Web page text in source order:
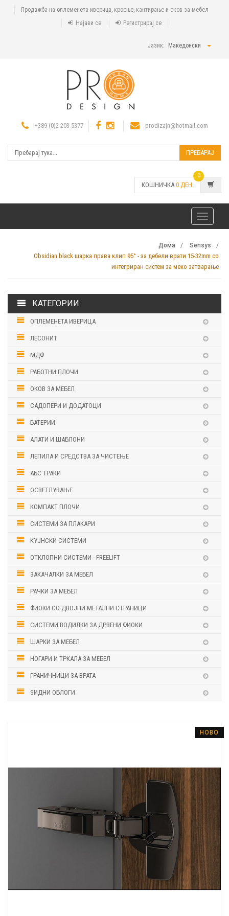
Продажба на оплеменета иверица, кроење, кантирање и оков за мебел
Најави се
Регистрирај се
Јазик: Македонски
+389 (0)2 203 5377 prodizajn@hotmail.com
ПРЕБАРАЈ
КОШНИЧКА 0 ДЕН.
0
Toggle
navigation
Дома Sensys
Obsidian black шарка права клип 95° - за дебели врати 15-32mm со
интегриран систем за меко затварање
КАТЕГОРИИ
ОПЛЕМЕНЕТА ИВЕРИЦА
ЛЕСОНИТ
МДФ
РАБОТНИ ПЛОЧИ
ОКОВ ЗА МЕБЕЛ
САДОПЕРИ И ДОДАТОЦИ
БАТЕРИИ
АЛАТИ И ШАБЛОНИ
ЛЕПИЛА И СРЕДСТВА ЗА ЧИСТЕЊЕ
АБС ТРАКИ
ОСВЕТЛУВАЊЕ
КОМПАКТ ПЛОЧИ
СИСТЕМИ ЗА ПЛАКАРИ
КУЈНСКИ СИСТЕМИ
ОТКЛОПНИ СИСТЕМИ - FREELIFT
ЗАКАЧАЛКИ ЗА МЕБЕЛ
РАЧКИ ЗА МЕБЕЛ
ФИОКИ СО ДВОЈНИ МЕТАЛНИ СТРАНИЦИ
СИСТЕМИ ВОДИЛКИ ЗА ДРВЕНИ ФИОКИ
ШАРКИ ЗА МЕБЕЛ
НОГАРИ И ТРКАЛА ЗА МЕБЕЛ
ГРАНИЧНИЦИ ЗА ВРАТА
ЅИДНИ ОБЛОГИ
НОВО